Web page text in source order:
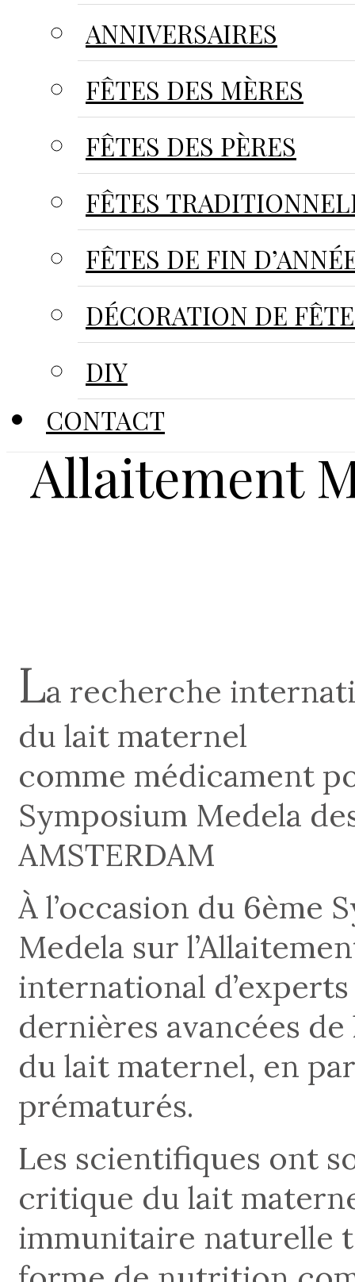
ANNIVERSAIRES
FÊTES DES MÈRES
FÊTES DES PÈRES
FÊTES
FÊTES DE FIN
DÉCORATION DE
DIY
CONTACT
Résumé
Allaitement
La recherche
du lait maternel
comme médicament
Symposium Medela
AMSTERDAM
À l’occasion du 6ème
Medela sur
international
dernières avancées
du lait maternel, en
prématurés.
Les scientifiques ont
critique du lait
immunitaire naturelle